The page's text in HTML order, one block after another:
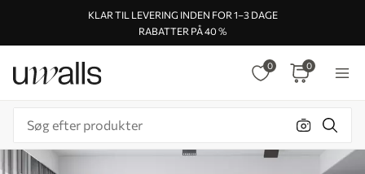
KLAR TIL LEVERING INDEN FOR 1–3 DAGE
RABATTER PÅ 40 %
0 0